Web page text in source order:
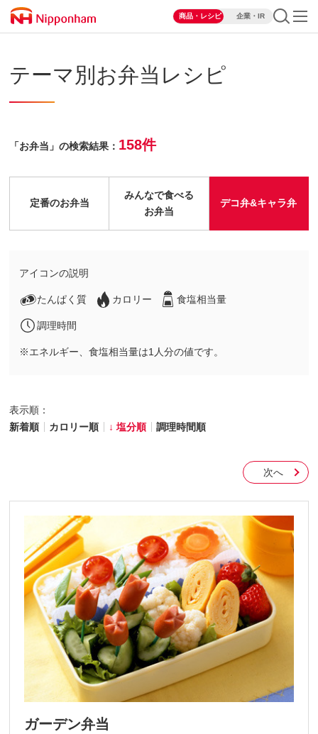
商品・レシピ 企業・IR
テーマ別お弁当レシピ
「お弁当」の検索結果： 158件
定番のお弁当
みんなで食べる
お弁当
デコ弁&キャラ弁
アイコンの説明
たんぱく質 カロリー 食塩相当量
調理時間
※エネルギー、食塩相当量は1人分の値です。
表示順：
新着順
カロリー順 塩分順 調理時間順
次へ
ガーデン弁当